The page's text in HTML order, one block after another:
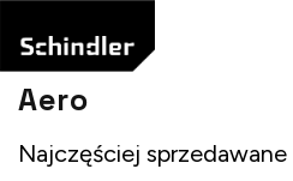
treści
Aero
Najczęściej sprzedawane